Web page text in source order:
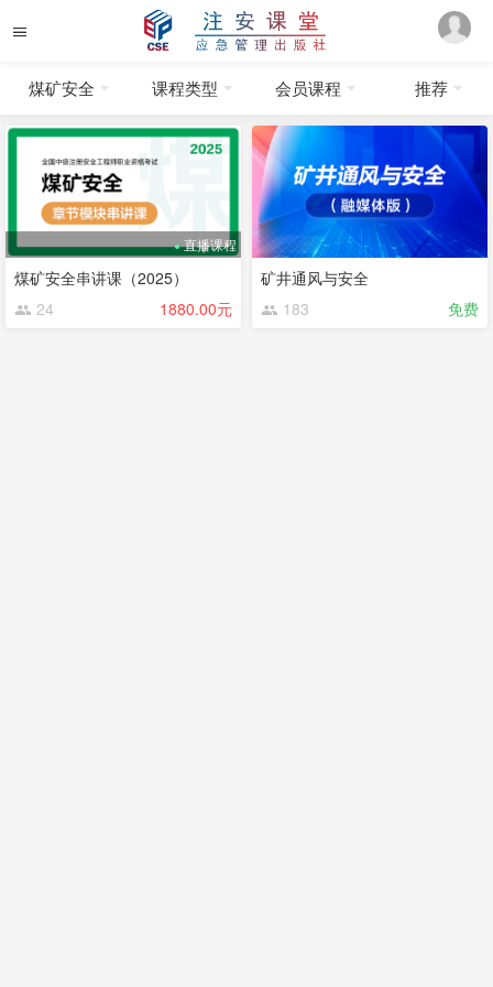
煤矿安全 课程类型 会员课程 推荐
直播课程
煤矿安全串讲课（2025）
24
1880.00元
矿井通风与安全
183
免费